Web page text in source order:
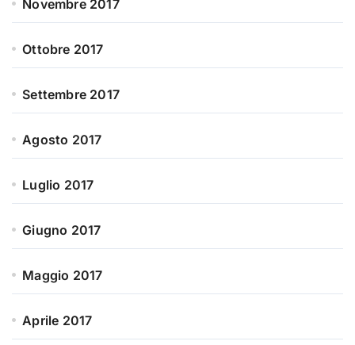
Novembre 2017
Ottobre 2017
Settembre 2017
Agosto 2017
Luglio 2017
Giugno 2017
Maggio 2017
Aprile 2017